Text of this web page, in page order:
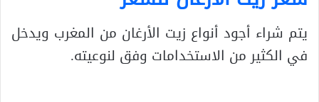
يتم شراء أجود أنواع زيت الأرغان من المغرب ويدخل
في الكثير من الاستخدامات وفق لنوعيته.